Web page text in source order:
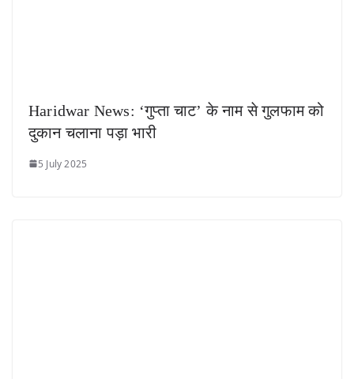
Haridwar News: ‘गुप्ता चाट’ के नाम से गुलफाम को
दुकान चलाना पड़ा भारी
5 July 2025